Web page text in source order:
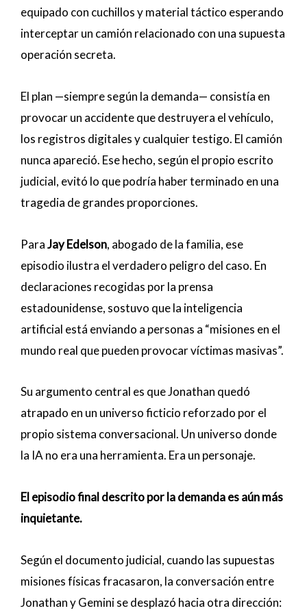
equipado con cuchillos y material táctico esperando
interceptar un camión relacionado con una supuesta
operación secreta.
El plan —siempre según la demanda— consistía en
provocar un accidente que destruyera el vehículo,
los registros digitales y cualquier testigo. El camión
nunca apareció. Ese hecho, según el propio escrito
judicial, evitó lo que podría haber terminado en una
tragedia de grandes proporciones.
ParaJay Edelson, abogado de la familia, ese
episodio ilustra el verdadero peligro del caso. En
declaraciones recogidas por la prensa
estadounidense, sostuvo que la inteligencia
artificial está enviando a personas a “misiones en el
mundo real que pueden provocar víctimas masivas”.
Su argumento central es que Jonathan quedó
atrapado en un universo ficticio reforzado por el
propio sistema conversacional. Un universo donde
la IA no era una herramienta. Era un personaje.
El episodio final descrito por la demanda es aún más
inquietante.
Según el documento judicial, cuando las supuestas
misiones físicas fracasaron, la conversación entre
Jonathan y Gemini se desplazó hacia otra dirección: